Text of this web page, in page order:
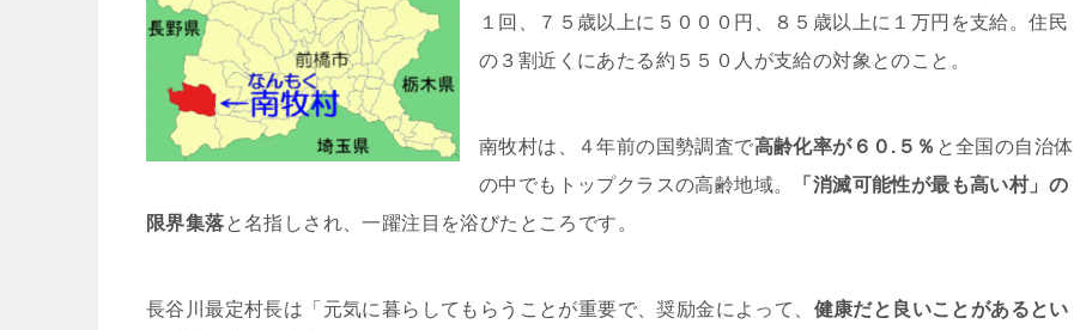
１回、７５歳以上に５０００円、８５歳以上に１万円を支給。住民
の３割近くにあたる約５５０人が支給の対象とのこと。
南牧村は、４年前の国勢調査で高齢化率が６０.５％ と全国の自治体
の中でもトップクラスの高齢地域。
「消滅可能性が最も高い村」の
限界集落と名指しされ、一躍注目を浴びたところです。
長谷川最定村長は「元気に暮らしてもらうことが重要で、奨励金によって、 健康だと良いことがあるとい